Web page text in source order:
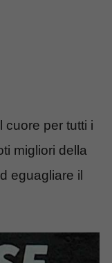
cuore per tutti i
migliori della
eguagliare il